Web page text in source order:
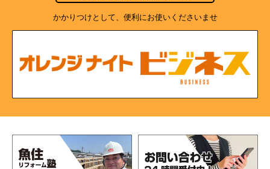
かかりつけとして、便利にお使いくださいませ